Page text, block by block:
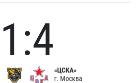
1:4
«ЦСКА»
г. Москва